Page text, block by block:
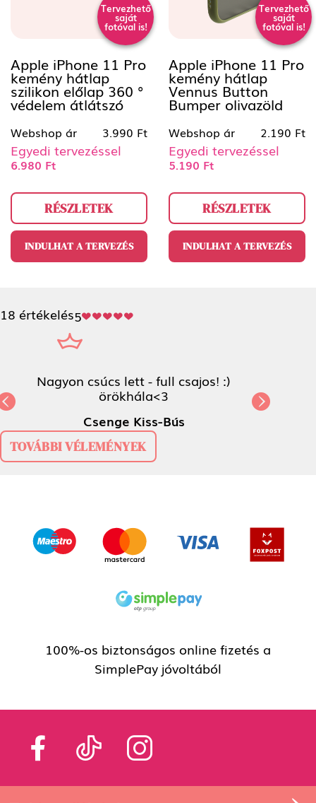
Tervezhető
saját
fotóval is!
Apple iPhone 11 Pro
kemény hátlap
szilikon előlap 360 °
védelem átlátszó
Webshop ár 3.990 Ft
Egyedi tervezéssel
6.980 Ft
RÉSZLETEK
INDULHAT A TERVEZÉS
Tervezhető
saját
fotóval is!
Apple iPhone 11 Pro
kemény hátlap
Vennus Button
Bumper olivazöld
Webshop ár 2.190 Ft
Egyedi tervezéssel
5.190 Ft
RÉSZLETEK
INDULHAT A TERVEZÉS
18 értékelés5
Nagyon csúcs lett - full csajos! :) örökhála<3
Csenge Kiss-Bús
TOVÁBBI VÉLEMÉNYEK
100%-os biztonságos online fizetés a
SimplePay jóvoltából